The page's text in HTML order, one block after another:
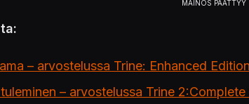
– arvostelussa Trine: Enhanced Edition
– arvostelussa Trine